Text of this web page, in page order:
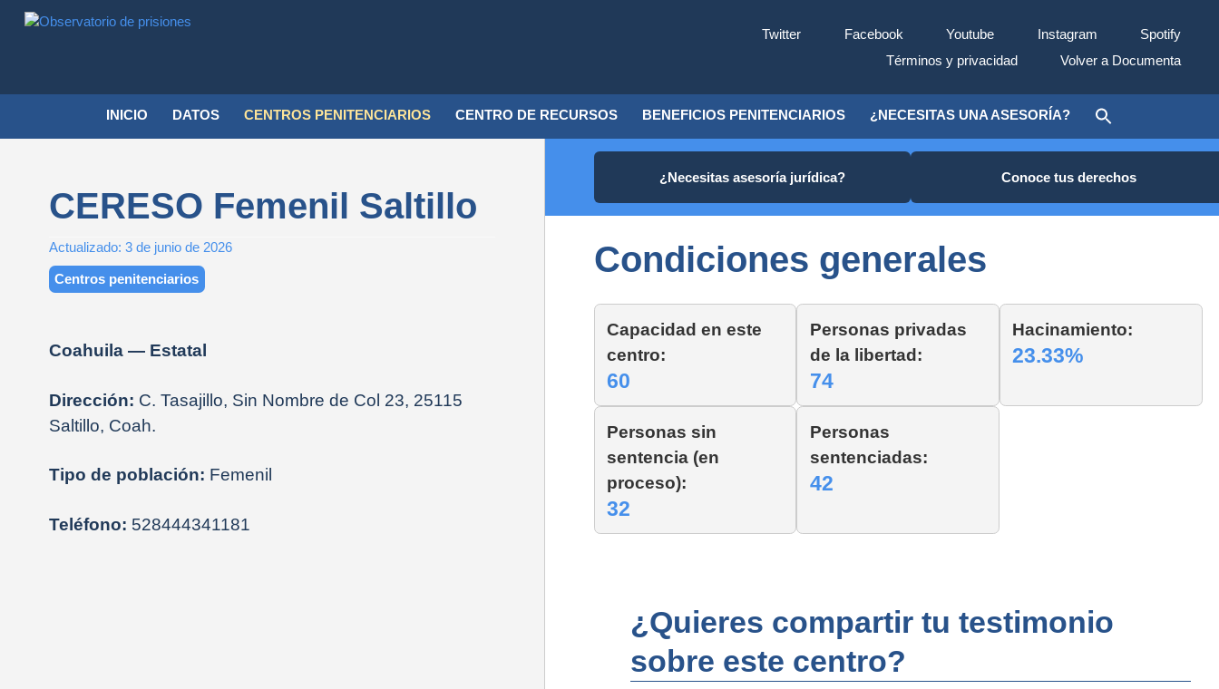
prisiones
sistema
penitenciario
Twitter Facebook Youtube Instagram
Spotify
Términos y privacidad
Volver a Documenta
INICIO DATOS CENTROS PENITENCIARIOS CENTRO DE RECURSOS BENEFICIOS PENITENCIARIOS ¿NECESITAS UNA ASESORÍA?
CERESO Femenil Saltillo
Actualizado: 3 de junio de 2026
Centros penitenciarios
Coahuila — Estatal
Dirección: C. Tasajillo, Sin Nombre de Col 23, 25115
Saltillo, Coah.
Tipo de población: Femenil
Teléfono: 528444341181
¿Necesitas asesoría jurídica? Conoce tus derechos
Condiciones generales
Capacidad en este
centro:
60
Personas privadas
de la libertad:
74
Hacinamiento:
23.33%
Personas sin
sentencia (en
proceso):
32
Personas
sentenciadas:
42
¿Quieres compartir tu testimonio
sobre este centro?